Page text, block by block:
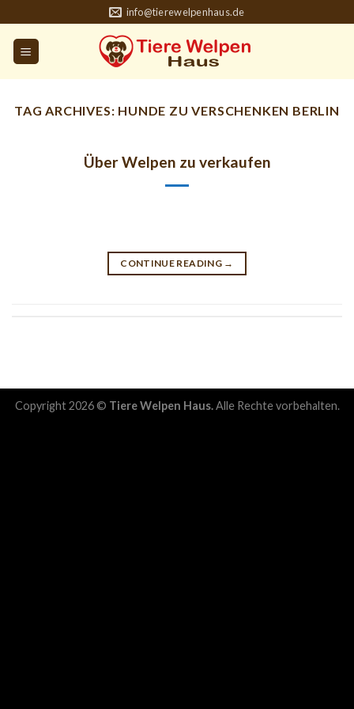
content
info@tierewelpenhaus.de
TAG ARCHIVES: HUNDE ZU VERSCHENKEN BERLIN
Über Welpen zu verkaufen
CONTINUE READING →
Copyright 2026 © Tiere Welpen Haus.Alle Rechte vorbehalten.